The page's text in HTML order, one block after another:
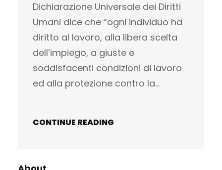
Dichiarazione Universale dei Diritti
Umani dice che “ogni individuo ha
diritto al lavoro, alla libera scelta
dell’impiego, a giuste e
soddisfacenti condizioni di lavoro
ed alla protezione contro la…
CONTINUE READING